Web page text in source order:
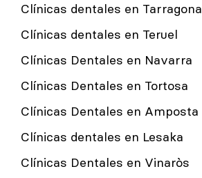
Clínicas dentales en Tarragona
Clínicas dentales en Teruel
Clínicas Dentales en Navarra
Clínicas Dentales en Tortosa
Clínicas Dentales en Amposta
Clínicas dentales en Lesaka
Clínicas Dentales en Vinaròs